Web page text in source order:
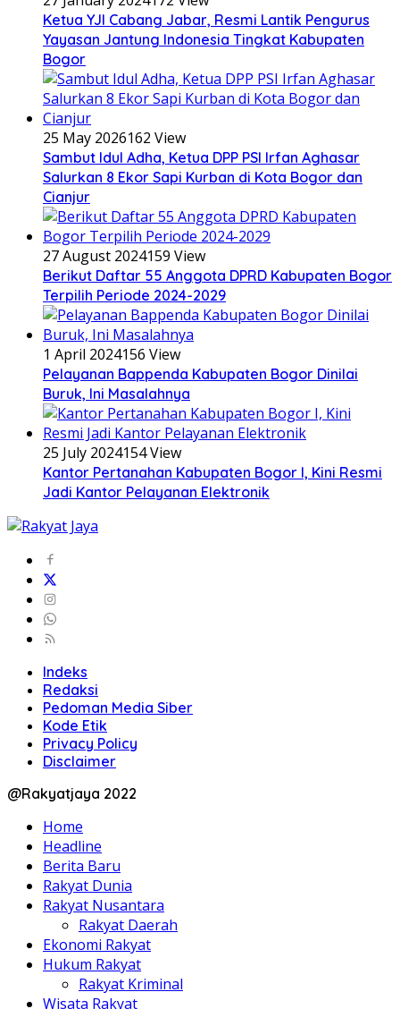
Ketua YJI Cabang Jabar, Resmi Lantik Pengurus
Yayasan Jantung Indonesia Tingkat Kabupaten
Bogor
25 May 2026162 View
Sambut Idul Adha, Ketua DPP PSI Irfan Aghasar
Salurkan 8 Ekor Sapi Kurban di Kota Bogor dan
Cianjur
27 August 2024159 View
Berikut Daftar 55 Anggota DPRD Kabupaten Bogor
Terpilih Periode 2024-2029
1 April 2024156 View
Pelayanan Bappenda Kabupaten Bogor Dinilai
Buruk, Ini Masalahnya
25 July 2024154 View
Kantor Pertanahan Kabupaten Bogor I, Kini Resmi
Jadi Kantor Pelayanan Elektronik
Indeks
Redaksi
Pedoman Media Siber
Kode Etik
Privacy Policy
Disclaimer
@Rakyatjaya 2022
Home
Headline
Berita Baru
Rakyat Dunia
Rakyat Nusantara
Rakyat Daerah
Ekonomi Rakyat
Hukum Rakyat
Rakyat Kriminal
Wisata Rakyat